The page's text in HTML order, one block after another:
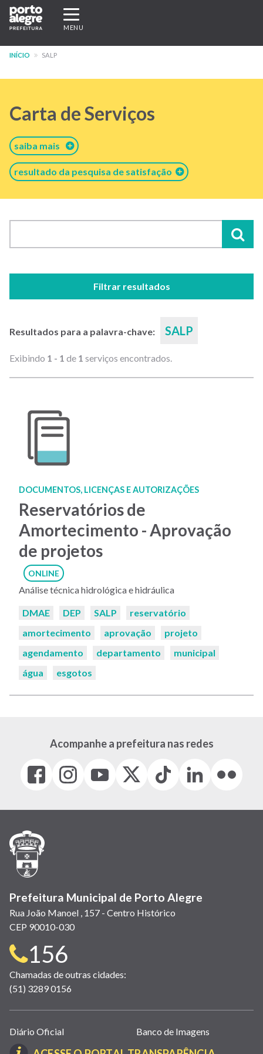
Pular
para
conteúdo
Expandir/recolher
navegação
MENU
INÍCIO SALP
Carta de Serviços
saiba mais
resultado da pesquisa de satisfação
Filtrar resultados
Resultados para a palavra-chave: SALP
Exibindo 1 - 1 de 1 serviços encontrados.
DOCUMENTOS, LICENÇAS E AUTORIZAÇÕES
Reservatórios de
Amortecimento - Aprovação
de projetos
ONLINE
Análise técnica hidrológica e hidráulica
Palavras-
DMAE DEP SALP
reservatório
amortecimento
aprovação
projeto
agendamento
departamento
municipal
água
esgotos
Acompanhe a prefeitura nas redes
Facebook
(link
em
janela)
Instagram
(link
em
(link
em
(Antigo
(link
Tiktok
(link
em
LinkedIn
(link
em
(link
em
Prefeitura Municipal de Porto Alegre
Rua João Manoel , 157 - Centro Histórico
CEP 90010-030
Telefone
para
contato:
156
Chamadas de outras cidades:
(51) 3289 0156
Links
úteis
Diário Oficial Banco de Imagens